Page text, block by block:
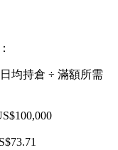
均持倉 ÷ 滿額所需